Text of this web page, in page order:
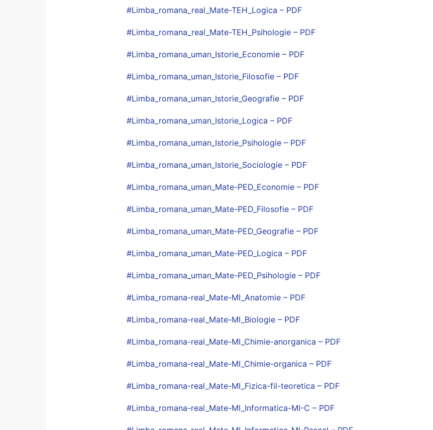
#Limba_romana_real_Mate-TEH_Logica – PDF
#Limba_romana_real_Mate-TEH_Psihologie – PDF
#Limba_romana_uman_Istorie_Economie – PDF
#Limba_romana_uman_Istorie_Filosofie – PDF
#Limba_romana_uman_Istorie_Geografie – PDF
#Limba_romana_uman_Istorie_Logica – PDF
#Limba_romana_uman_Istorie_Psihologie – PDF
#Limba_romana_uman_Istorie_Sociologie – PDF
#Limba_romana_uman_Mate-PED_Economie – PDF
#Limba_romana_uman_Mate-PED_Filosofie – PDF
#Limba_romana_uman_Mate-PED_Geografie – PDF
#Limba_romana_uman_Mate-PED_Logica – PDF
#Limba_romana_uman_Mate-PED_Psihologie – PDF
#Limba_romana-real_Mate-MI_Anatomie – PDF
#Limba_romana-real_Mate-MI_Biologie – PDF
#Limba_romana-real_Mate-MI_Chimie-anorganica – PDF
#Limba_romana-real_Mate-MI_Chimie-organica – PDF
#Limba_romana-real_Mate-MI_Fizica-fil-teoretica – PDF
#Limba_romana-real_Mate-MI_Informatica-MI-C – PDF